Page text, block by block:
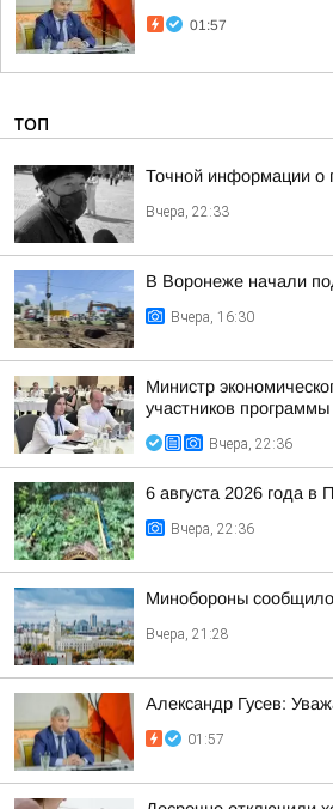
01:57
ТОП
Точной информации о
Вчера, 22:33
В Воронеже начали
Вчера, 16:30
Министр
участников
Вчера, 22:36
6 августа 2026 года
Вчера, 22:36
Минобороны
Вчера, 21:28
Александр Гусев:
01:57